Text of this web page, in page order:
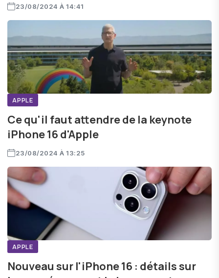
23/08/2024 À 14:41
APPLE
Ce qu'il faut attendre de la keynote
iPhone 16 d'Apple
23/08/2024 À 13:25
APPLE
Nouveau sur l'iPhone 16 : détails sur